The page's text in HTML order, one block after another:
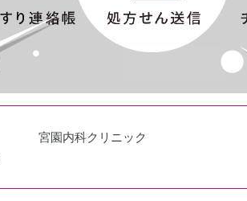
宮園内科クリニック